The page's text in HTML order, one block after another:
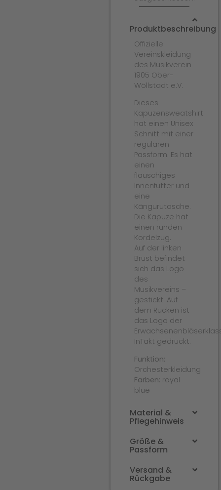
Produktbeschreibung
Offizielle
Vereinskleidung
des Musikverein
1905 Ober-
Wöllstadt e.V.
Dieses
Kapuzensweatshirt
hat einen Unisex
Schnitt mit einer
regulären
Passform. Es hat
einen
flauschiges
Innenfutter und
eine
Kängurutasche.
Die Kapuze hat
einen runden
Kordelzug.
Auf der linken
Brust befindet
sich das Logo
des
Musikvereins –
gestickt. Auf
dem Rücken ist
das Logo der
InTakt gedruckt.
Funktion:
Orchesterkleidung
Farben: royal
blue
Material &
Pflegehinweis
Größe &
Passform
Versand &
Rückgabe